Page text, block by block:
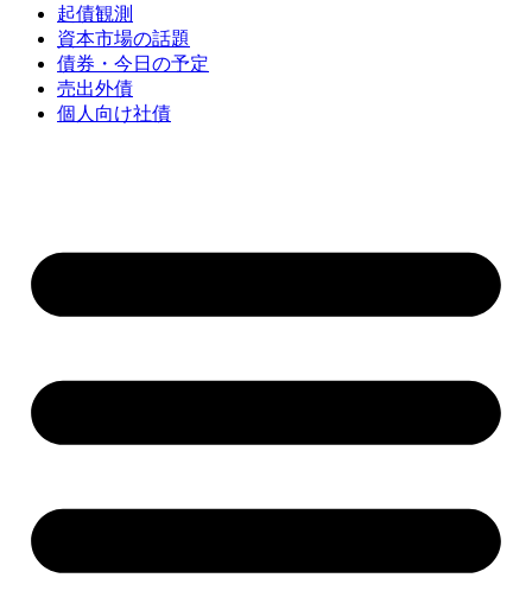
起債観測
資本市場の話題
債券・今日の予定
売出外債
個人向け社債